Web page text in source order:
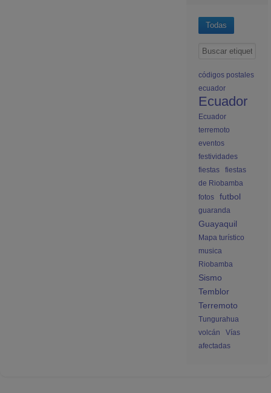
Todas
códigos postales
ecuador
Ecuador
Ecuador
terremoto
eventos
festividades
fiestas
fiestas
de Riobamba
fotos
futbol
guaranda
Guayaquil
Mapa turístico
musica
Riobamba
Sismo
Temblor
Terremoto
Tungurahua
volcán
Vías
afectadas